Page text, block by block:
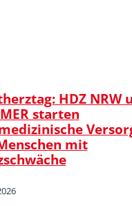
HDZ NRW
starten
mit